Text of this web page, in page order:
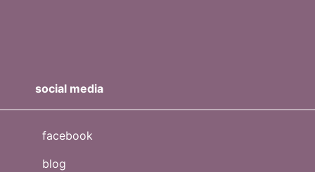
social media
facebook
blog